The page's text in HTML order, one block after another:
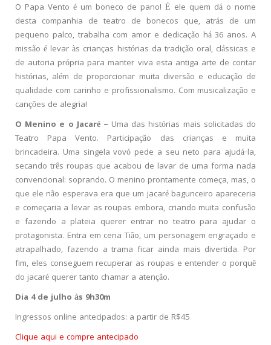
O Papa Vento é um boneco de pano! É ele quem dá o nome
desta companhia de teatro de bonecos que, atrás de um
pequeno palco, trabalha com amor e dedicação há 36 anos. A
missão é levar às crianças histórias da tradição oral, clássicas e
de autoria própria para manter viva esta antiga arte de contar
histórias, além de proporcionar muita diversão e educação de
qualidade com carinho e profissionalismo. Com musicalização e
canções de alegria!
O Menino e o Jacaré – Uma das histórias mais solicitadas do
Teatro Papa Vento. Participação das crianças e muita
brincadeira. Uma singela vovó pede a seu neto para ajudá-la,
secando três roupas que acabou de lavar de uma forma nada
convencional: soprando. O menino prontamente começa, mas, o
que ele não esperava era que um jacaré bagunceiro apareceria
e começaria a levar as roupas embora, criando muita confusão
e fazendo a plateia querer entrar no teatro para ajudar o
protagonista. Entra em cena Tião, um personagem engraçado e
atrapalhado, fazendo a trama ficar ainda mais divertida. Por
fim, eles conseguem recuperar as roupas e entender o porquê
do jacaré querer tanto chamar a atenção.
Dia 4 de julho às 9h30m
Ingressos online antecipados: a partir de R$45
Clique aqui e compre antecipado